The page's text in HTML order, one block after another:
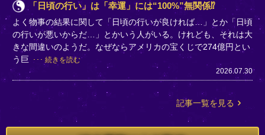
「日頃の行い」は「幸運」には“100%”無関係⁉
よく物事の結果に関して「日頃の行いが良ければ…」とか「日頃
の行いが悪いからだ…」とかいう人がいる。けれども、それは大
きな間違いのようだ。なぜならアメリカの宝くじで274億円とい
う巨
続きを読む
2026.07.30
記事一覧を見る